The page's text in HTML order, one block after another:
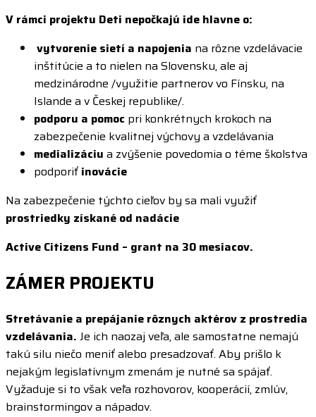
V rámci projektu Deti nepočkajú ide hlavne o:
vytvorenie sietí a napojenia na rôzne vzdelávacie
inštitúcie a to nielen na Slovensku, ale aj
medzinárodne /využitie partnerov vo Fínsku, na
Islande a v Českej republike/.
podporu a pomoc pri konkrétnych krokoch na
zabezpečenie kvalitnej výchovy a vzdelávania
medializáciu a zvýšenie povedomia o téme školstva
podporiť inovácie
Na zabezpečenie týchto cieľov by sa mali využiť
prostriedky získané od nadácie
Active Citizens Fund – grant na 30 mesiacov.
ZÁMER PROJEKTU
Stretávanie a prepájanie rôznych aktérov z prostredia
vzdelávania. Je ich naozaj veľa, ale samostatne nemajú
takú silu niečo meniť alebo presadzovať. Aby prišlo k
nejakým legislatívnym zmenám je nutné sa spájať.
Vyžaduje si to však veľa rozhovorov, kooperácií, zmlúv,
brainstormingov a nápadov.